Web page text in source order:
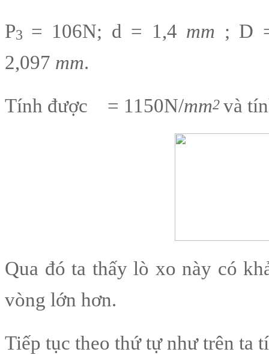
P3 = 106N; d = 1,4 mm ; D
2,097 mm.
Tính được
= 1150N/mm2 và
Qua đó ta thấy lò xo này có
vòng lớn hơn.
Tiếp tục theo thứ tự như trên ta